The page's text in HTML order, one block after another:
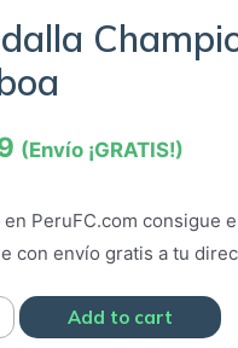
(Envío ¡GRATIS!)
en PeruFC.com consigue
con envío gratis a tu
Add to cart